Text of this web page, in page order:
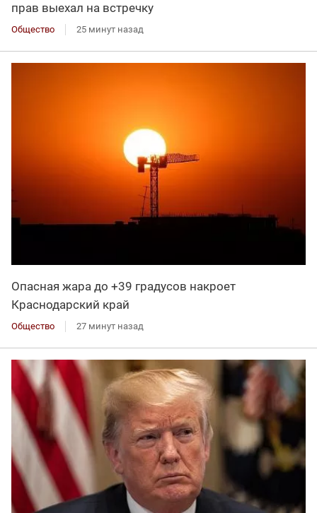
прав выехал на встречку
Общество 25 минут назад
Опасная жара до +39 градусов накроет
Краснодарский край
Общество 27 минут назад